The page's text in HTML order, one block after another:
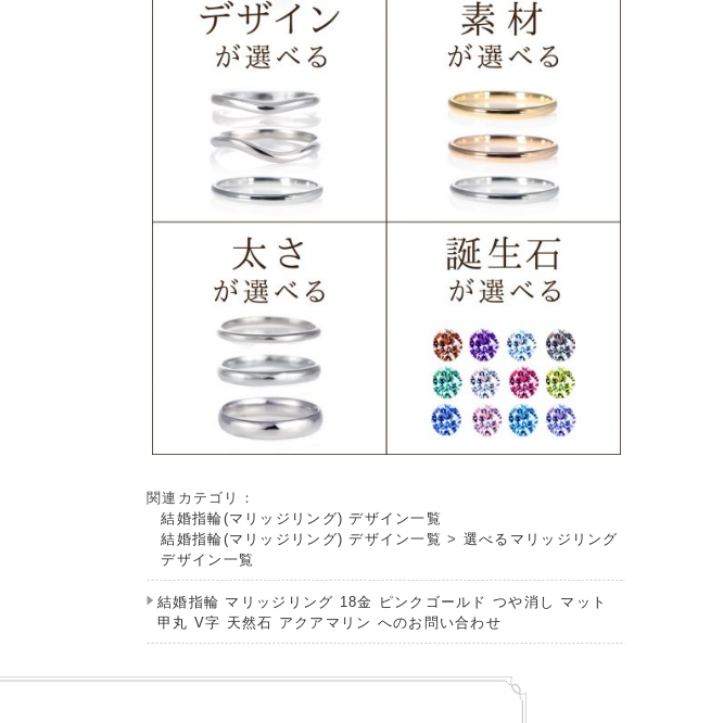
関連カテゴリ：
結婚指輪(マリッジリング) デザイン一覧
結婚指輪(マリッジリング) デザイン一覧 > 選べるマリッジリング
デザイン一覧
結婚指輪 マリッジリング 18金 ピンクゴールド つや消し マット
甲丸 V字 天然石 アクアマリン へのお問い合わせ